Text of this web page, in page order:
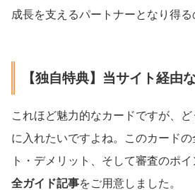
成長を支えるパートナーとなり得る
【独自特典】当サイト経由
これほど魅力的なカードですが、
に入れたいですよね。このカード
ト・デメリット、そして審査のポ
全ガイド記事をご用意しました。